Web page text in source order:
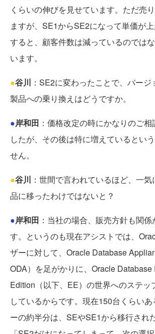
くらいの伸びを見せています。ただ売
ますが、SE1からSE2になって単価が
すると、顧客件数は減っているのでは
います。
●谷川 ：SE2に変わったことで、バー
製品への乗り換えはどうですか。
●岸和田 ：価格改定の時にかなりのご相
したが、その後は特に増えているとい
せん。
●谷川 ：世間で言われているほど、一
品に移ったわけではないと？
●岸和田 ：当社の場合、販売方針も関係
す。というのも現在アシストでは、
ザーに対して、Oracle Database
ODA）を足がかりに、Oracle Database
Edition（以下、EE）の世界へのステッ
しているからです。現在150台くらい
ーの約半分は、SEやSE1から移行され